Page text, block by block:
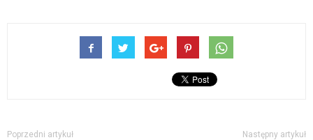
Poprzedni artykuł Następny artykuł